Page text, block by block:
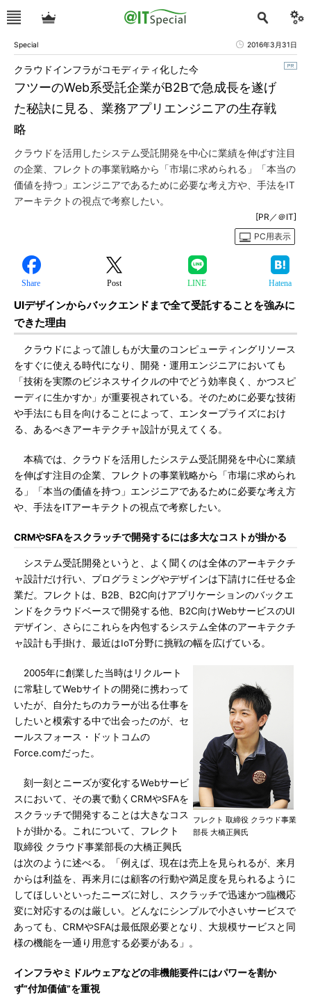
Special 2016年3月31日
フツーのWeb系受託企業がB2Bで急成長を遂げ
た秘訣に見る、業務アプリエンジニアの生存戦
略
クラウドインフラがコモディティ化した今
クラウドを活用したシステム受託開発を中心に業績を伸ばす注目
の企業、フレクトの事業戦略から「市場に求められる」「本当の
価値を持つ」エンジニアであるために必要な考え方や、手法をIT
アーキテクトの視点で考察したい。
[PR／＠IT]
PC用表示
Share Post LINE Hatena
UIデザインからバックエンドまで全て受託することを強みに
できた理由
クラウドによって誰しもが大量のコンピューティングリソース
をすぐに使える時代になり、開発・運用エンジニアにおいても
「技術を実際のビジネスサイクルの中でどう効率良く、かつスピ
ーディに生かすか」が重要視されている。そのために必要な技術
や手法にも目を向けることによって、エンタープライズにおけ
る、あるべきアーキテクチャ設計が見えてくる。
本稿では、クラウドを活用したシステム受託開発を中心に業績
を伸ばす注目の企業、フレクトの事業戦略から「市場に求められ
る」「本当の価値を持つ」エンジニアであるために必要な考え方
や、手法をITアーキテクトの視点で考察したい。
CRMやSFAをスクラッチで開発するには多大なコストが掛かる
システム受託開発というと、よく聞くのは全体のアーキテクチ
ャ設計だけ行い、プログラミングやデザインは下請けに任せる企
業だ。フレクトは、B2B、B2C向けアプリケーションのバックエ
ンドをクラウドベースで開発する他、B2C向けWebサービスのUI
デザイン、さらにこれらを内包するシステム全体のアーキテクチ
ャ設計も手掛け、最近はIoT分野に挑戦の幅を広げている。
フレクト 取締役 クラウド事業
部長 大橋正興氏
2005年に創業した当時はリクルート
に常駐してWebサイトの開発に携わって
いたが、自分たちのカラーが出る仕事を
したいと模索する中で出会ったのが、セ
ールスフォース・ドットコムの
Force.comだった。
刻一刻とニーズが変化するWebサービ
スにおいて、その裏で動くCRMやSFAを
スクラッチで開発することは大きなコス
トが掛かる。これについて、フレクト
取締役 クラウド事業部長の大橋正興氏
は次のように述べる。「例えば、現在は売上を見られるが、来月
からは利益を、再来月には顧客の行動や満足度を見られるように
してほしいといったニーズに対し、スクラッチで迅速かつ臨機応
変に対応するのは厳しい。どんなにシンプルで小さいサービスで
あっても、CRMやSFAは最低限必要となり、大規模サービスと同
様の機能を一通り用意する必要がある」。
インフラやミドルウェアなどの非機能要件にはパワーを割か
ず“付加価値”を重視